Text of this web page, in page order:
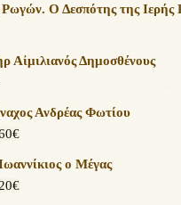
Ο Δεσπότης της Ιερής
Αἰμιλιανός Δημοσθένους
Ανδρέας Φωτίου
€
ο Μέγας
€